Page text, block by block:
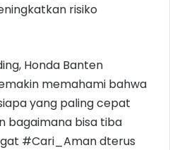
risiko
Honda Banten
memahami bahwa
yang paling cepat
bagaimana bisa tiba
#Cari_Aman dterus